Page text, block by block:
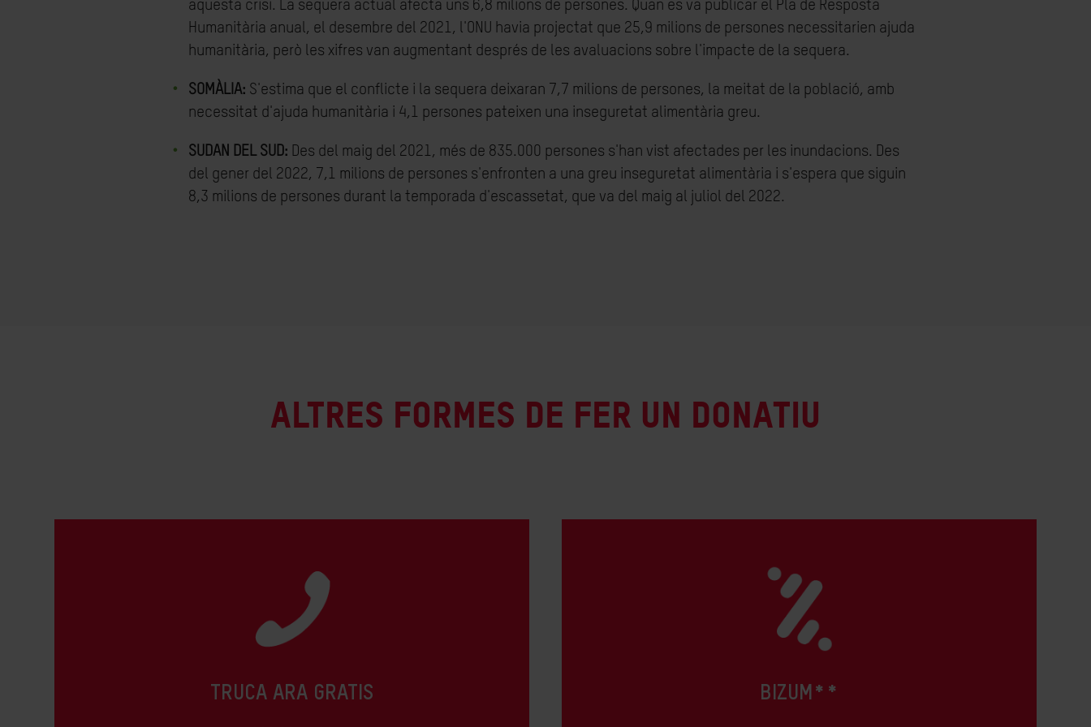
aquesta crisi. La sequera actual afecta uns 6,8 milions de persones. Quan es va publicar el Pla de Resposta
Humanitària anual, el desembre del 2021, l'ONU havia projectat que 25,9 milions de persones necessitarien ajuda
humanitària, però les xifres van augmentant després de les avaluacions sobre l'impacte de la sequera.
SOMÀLIA: S'estima que el conflicte i la sequera deixaran 7,7 milions de persones, la meitat de la població, amb
necessitat d'ajuda humanitària i 4,1 persones pateixen una inseguretat alimentària greu.
SUDAN DEL SUD: Des del maig del 2021, més de 835.000 persones s'han vist afectades per les inundacions. Des
del gener del 2022, 7,1 milions de persones s'enfronten a una greu inseguretat alimentària i s'espera que siguin
8,3 milions de persones durant la temporada d'escassetat, que va del maig al juliol del 2022.
Altres formes de fer un donatiu
TRUCA ARA GRATIS BIZUM**